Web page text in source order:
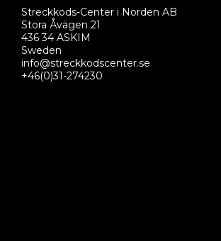
Streckkods-Center i Norden AB
Stora Åvägen 21
436 34 ASKIM
Sweden
info@streckkodscenter.se
+46(0)31-274230